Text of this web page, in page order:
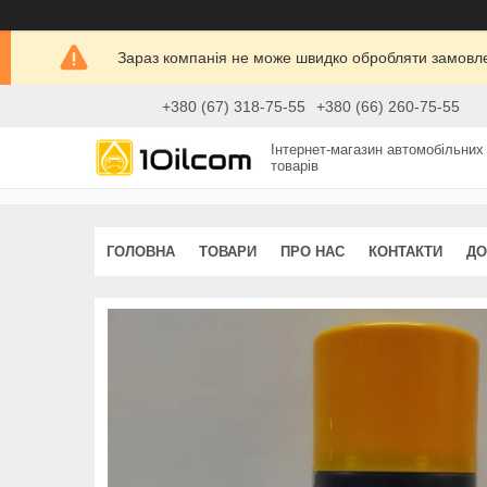
Зараз компанія не може швидко обробляти
+380 (67) 318-75-55 +380 (66) 260-75-55
Інтернет-магазин автомобільних
товарів
ГОЛОВНА ТОВАРИ ПРО НАС КОНТАКТИ